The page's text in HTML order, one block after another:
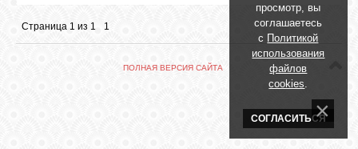
ВИДЕО
Страница 1 из 1 1
ПОЛНАЯ ВЕРСИЯ САЙТА
просмотр, вы
соглашаетесь
с Политикой
использования
файлов
cookies
СОГЛАСИТЬСЯ